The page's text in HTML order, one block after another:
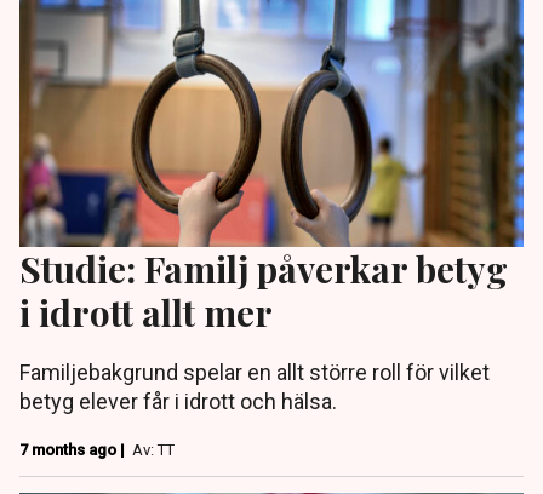
Studie: Familj påverkar betyg
i idrott allt mer
Familjebakgrund spelar en allt större roll för vilket
betyg elever får i idrott och hälsa.
7 months ago | Av: TT